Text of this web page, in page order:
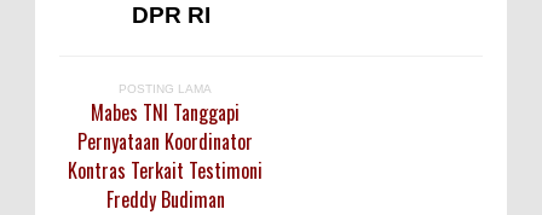
DPR RI
POSTING LAMA
Mabes TNI Tanggapi
Pernyataan Koordinator
Kontras Terkait Testimoni
Freddy Budiman